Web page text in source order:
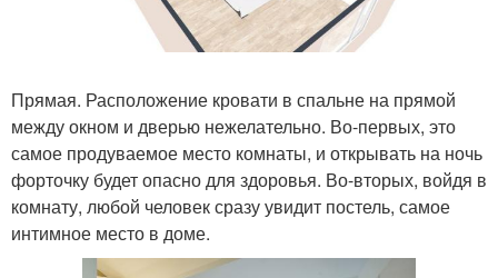
Прямая. Расположение кровати в спальне на прямой
между окном и дверью нежелательно. Во-первых, это
самое продуваемое место комнаты, и открывать на ночь
форточку будет опасно для здоровья. Во-вторых, войдя в
комнату, любой человек сразу увидит постель, самое
интимное место в доме.